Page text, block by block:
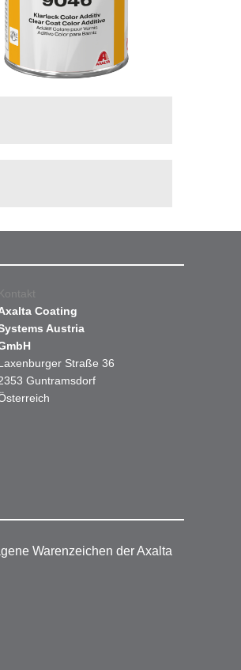
Kontakt
Coating
Austria
Straße 36
Guntramsdorf
Warenzeichen der Axalta